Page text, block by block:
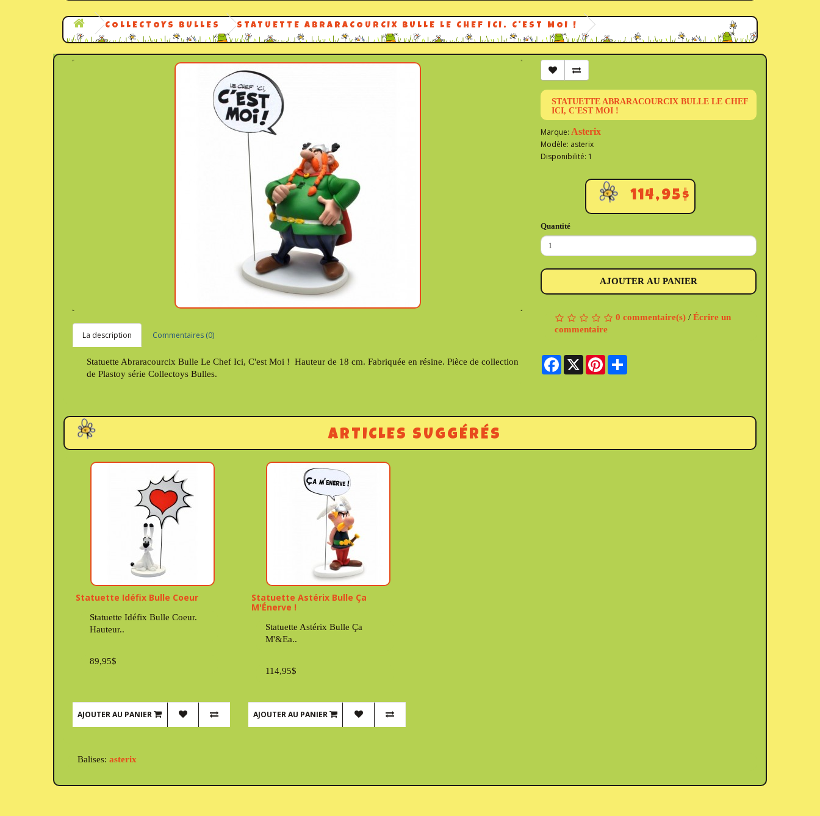
COLLECTOYS BULLES STATUETTE ABRARACOURCIX BULLE LE CHEF ICI, C'EST MOI !
La description Commentaires (0)
Statuette Abraracourcix Bulle Le Chef Ici, C'est Moi ! Hauteur de 18 cm. Fabriquée en résine. Pièce de collection
de Plastoy série Collectoys Bulles.
STATUETTE ABRARACOURCIX BULLE LE CHEF
ICI, C'EST MOI !
Marque:Asterix
Modèle: asterix
Disponibilité: 1
114,95$
Quantité
AJOUTER AU PANIER
0 commentaire(s) /Écrire un
commentaire
Facebook
X Pinterest
ARTICLES SUGGÉRÉS
Statuette Idéfix Bulle Coeur
Statuette Idéfix Bulle Coeur.
Hauteur..
89,95$
AJOUTER AU PANIER
Statuette Astérix Bulle Ça
M'Énerve !
Statuette Astérix Bulle Ça
M'&Ea..
114,95$
AJOUTER AU PANIER
Balises: asterix